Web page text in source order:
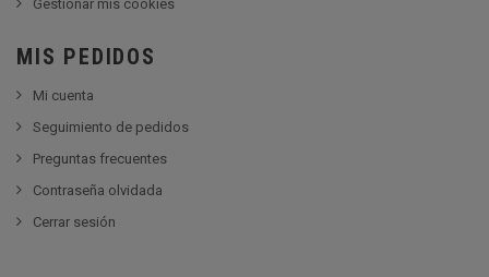
Gestionar mis cookies
MIS PEDIDOS
Mi cuenta
Seguimiento de pedidos
Preguntas frecuentes
Contraseña olvidada
Cerrar sesión